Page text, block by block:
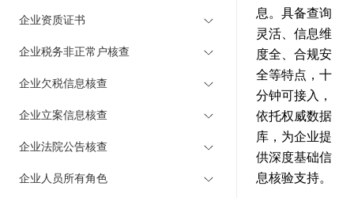
企业资质证书
企业税务非正常户核查
企业欠税信息核查
企业立案信息核查
企业法院公告核查
企业人员所有角色
息。具备查询
灵活、信息维
度全、合规安
全等特点，十
分钟可接入，
依托权威数据
库，为企业提
供深度基础信
息核验支持。